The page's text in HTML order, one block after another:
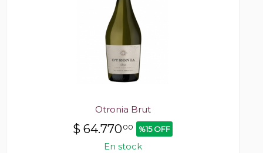
Otronia Brut
$ 64.77000 %15 OFF
En stock